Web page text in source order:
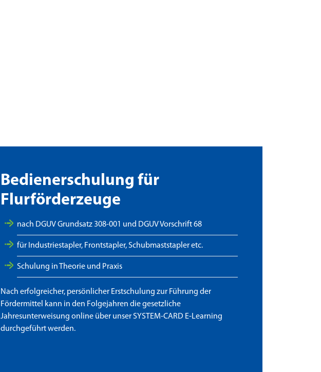
Bedienerschulung für
Flurförderzeuge
nach DGUV Grundsatz 308-001 und DGUV Vorschrift 68
für Industriestapler, Frontstapler, Schubmaststapler etc.
Schulung in Theorie und Praxis
Nach erfolgreicher, persönlicher Erstschulung zur Führung der
Fördermittel kann in den Folgejahren die gesetzliche
Jahresunterweisung online über unser SYSTEM-CARD E-Learning
durchgeführt werden.